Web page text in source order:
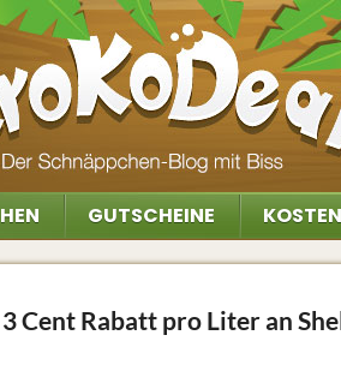
GUTSCHEINE
Cent Rabatt pro Liter an